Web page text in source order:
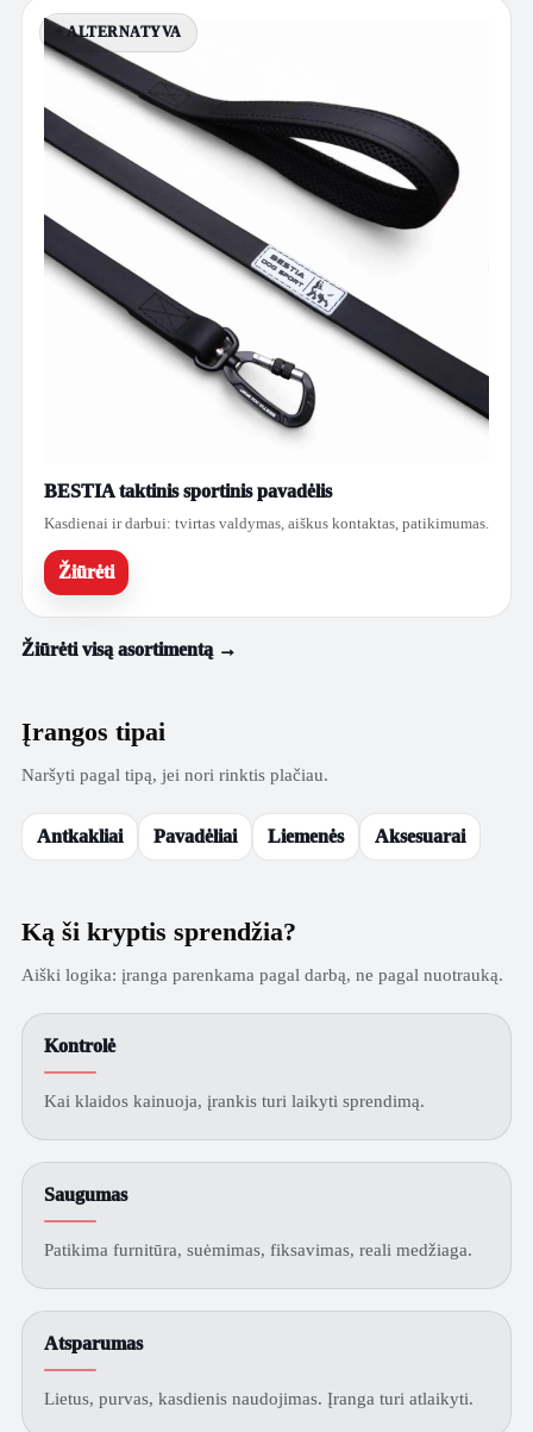
+ ALTERNATYVA
BESTIA taktinis sportinis pavadėlis
Kasdienai ir darbui: tvirtas valdymas, aiškus kontaktas, patikimumas.
Žiūrėti
Žiūrėti visą asortimentą →
Įrangos tipai
Naršyti pagal tipą, jei nori rinktis plačiau.
Antkakliai Pavadėliai Liemenės Aksesuarai
Ką ši kryptis sprendžia?
Aiški logika: įranga parenkama pagal darbą, ne pagal nuotrauką.
Kontrolė
Kai klaidos kainuoja, įrankis turi laikyti sprendimą.
Saugumas
Patikima furnitūra, suėmimas, fiksavimas, reali medžiaga.
Atsparumas
Lietus, purvas, kasdienis naudojimas. Įranga turi atlaikyti.